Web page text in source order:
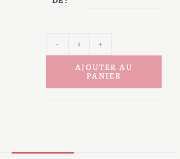
- +
AJOUTER AU
PANIER